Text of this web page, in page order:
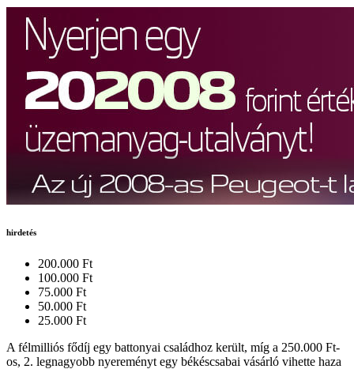
hirdetés
200.000 Ft
100.000 Ft
75.000 Ft
50.000 Ft
25.000 Ft
A félmilliós fődíj egy battonyai családhoz került, míg a 250.000 Ft-
os, 2. legnagyobb nyereményt egy békéscsabai vásárló vihette haza